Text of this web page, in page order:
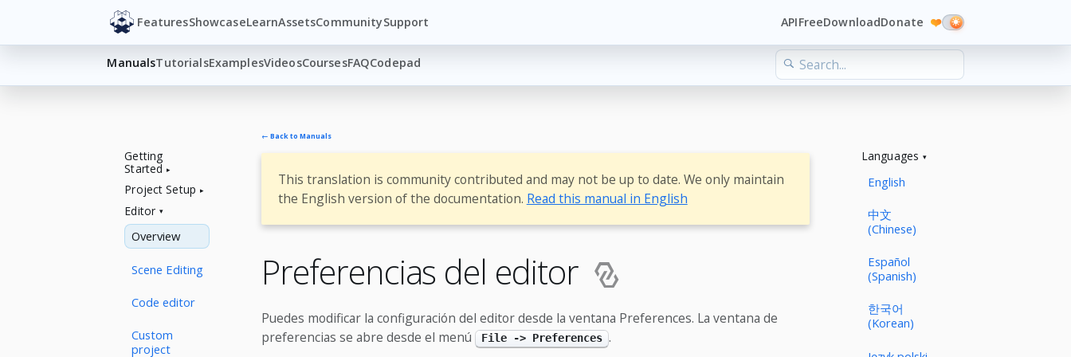
FeaturesShowcaseLearnAssetsCommunitySupport APIFreeDownloadDonate ❤️
ManualsTutorialsExamplesVideosCoursesFAQCodepad
Getting
Started
Project Setup
Editor
Overview
Scene Editing
Code editor
Custom
project
← Back to Manuals
This translation is community contributed and may not be up to date. We only maintain
the English version of the documentation. Read this manual in English
Preferencias del editor
Puedes modificar la configuración del editor desde la ventana Preferences. La ventana de
preferencias se abre desde el menú
File -> Preferences .
Languages
English
中文
(Chinese)
Español
(Spanish)
한국어
(Korean)